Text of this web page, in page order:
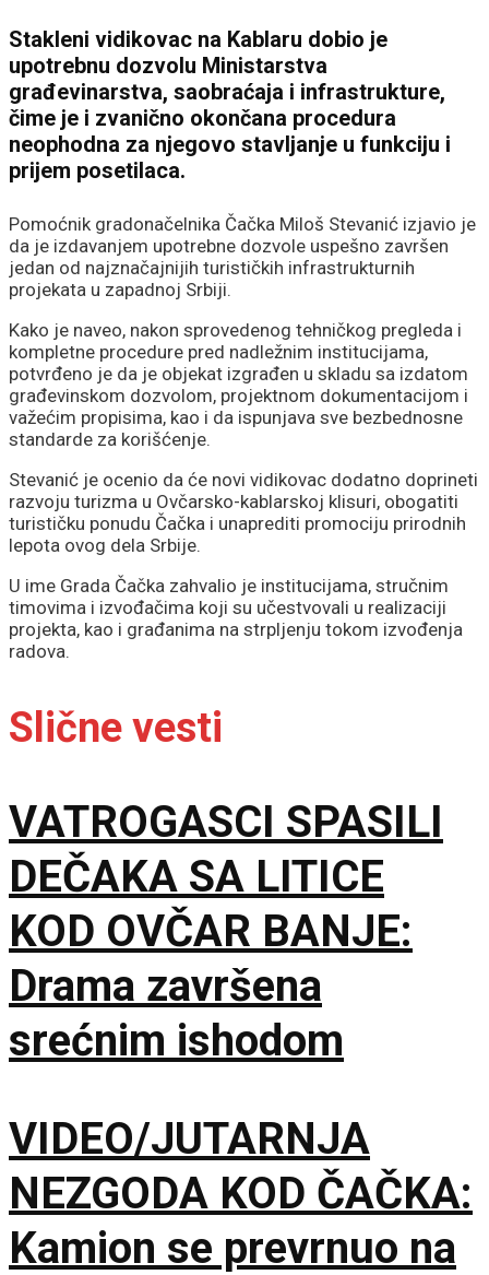
Stakleni vidikovac na Kablaru dobio je
upotrebnu dozvolu Ministarstva
građevinarstva, saobraćaja i infrastrukture,
čime je i zvanično okončana procedura
neophodna za njegovo stavljanje u funkciju i
prijem posetilaca.
Pomoćnik gradonačelnika Čačka Miloš Stevanić izjavio je
da je izdavanjem upotrebne dozvole uspešno završen
jedan od najznačajnijih turističkih infrastrukturnih
projekata u zapadnoj Srbiji.
Kako je naveo, nakon sprovedenog tehničkog pregleda i
kompletne procedure pred nadležnim institucijama,
potvrđeno je da je objekat izgrađen u skladu sa izdatom
građevinskom dozvolom, projektnom dokumentacijom i
važećim propisima, kao i da ispunjava sve bezbednosne
standarde za korišćenje.
Stevanić je ocenio da će novi vidikovac dodatno doprineti
razvoju turizma u Ovčarsko-kablarskoj klisuri, obogatiti
turističku ponudu Čačka i unaprediti promociju prirodnih
lepota ovog dela Srbije.
U ime Grada Čačka zahvalio je institucijama, stručnim
timovima i izvođačima koji su učestvovali u realizaciji
projekta, kao i građanima na strpljenju tokom izvođenja
radova.
Slične vesti
VATROGASCI SPASILI
DEČAKA SA LITICE
KOD OVČAR BANJE:
Drama završena
srećnim ishodom
VIDEO/JUTARNJA
NEZGODA KOD ČAČKA:
Kamion se prevrnuo na